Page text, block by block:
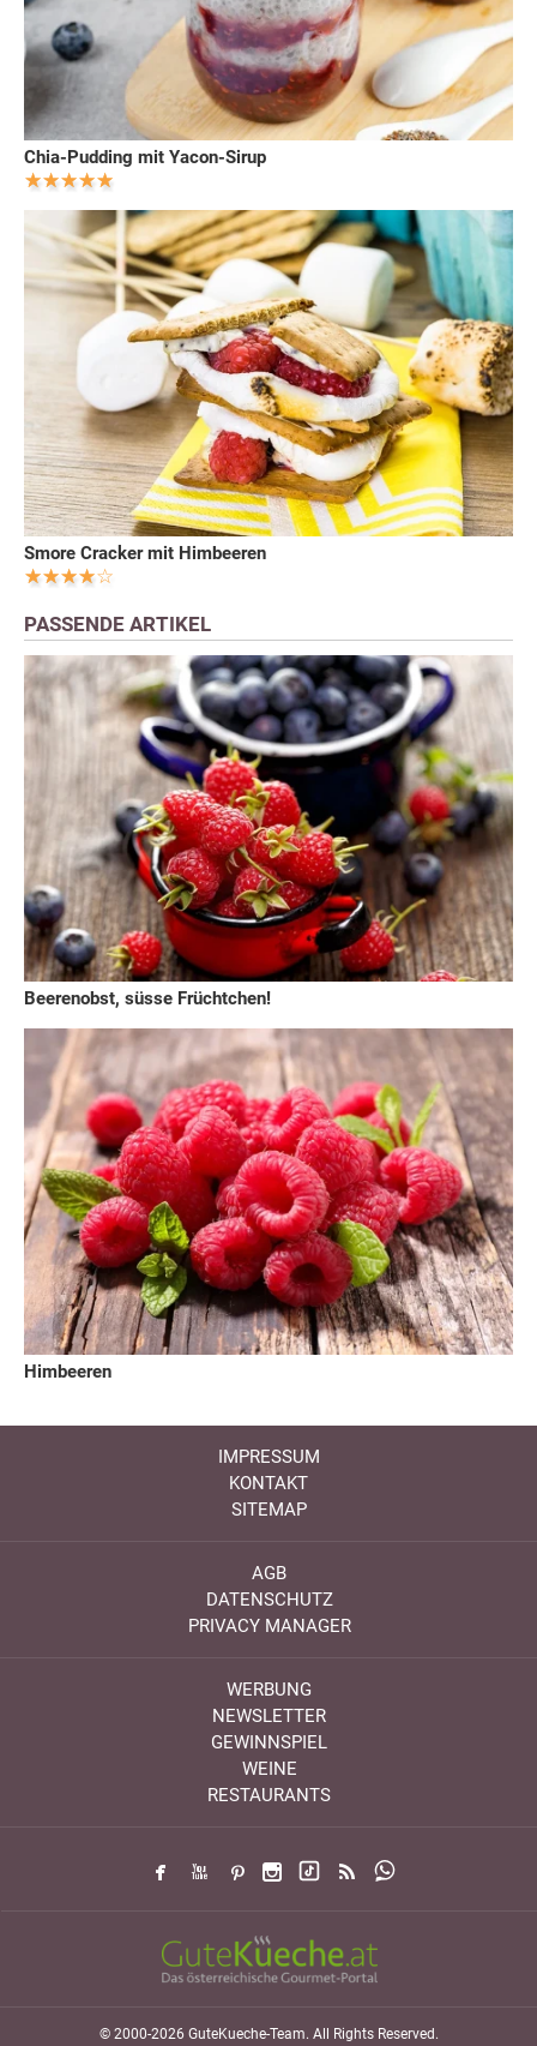
Chia-Pudding mit Yacon-Sirup
Smore Cracker mit Himbeeren
PASSENDE ARTIKEL
Beerenobst, süsse Früchtchen!
Himbeeren
IMPRESSUM
KONTAKT
SITEMAP
AGB
DATENSCHUTZ
PRIVACY MANAGER
WERBUNG
NEWSLETTER
GEWINNSPIEL
WEINE
RESTAURANTS
© 2000-2026 GuteKueche-Team. All Rights Reserved.